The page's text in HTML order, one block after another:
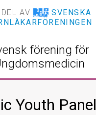
AV
SVENSKA
förening för
Youth Panel